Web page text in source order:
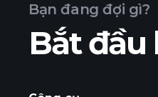
Bạn đang đợi gì?
Bắt